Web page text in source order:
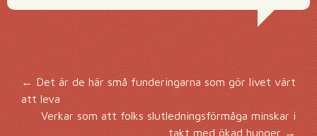
Inläggsnavigering
←Det är de här små funderingarna som gör livet värt
att leva
Verkar som att folks slutledningsförmåga minskar i
takt med ökad hunger →